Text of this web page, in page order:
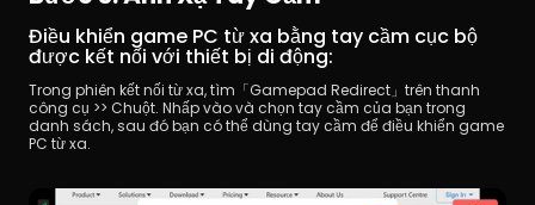
Điều khiển game PC từ xa bằng tay cầm cục bộ
được kết nối với thiết bị di động:
Trong phiên kết nối từ xa, tìm「Gamepad Redirect」trên thanh
công cụ >> Chuột. Nhấp vào và chọn tay cầm của bạn trong
danh sách, sau đó bạn có thể dùng tay cầm để điều khiển game
PC từ xa.